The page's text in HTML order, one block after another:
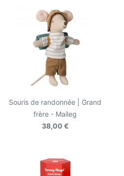
Souris de randonnée | Grand
frère - Maileg
38,00 €